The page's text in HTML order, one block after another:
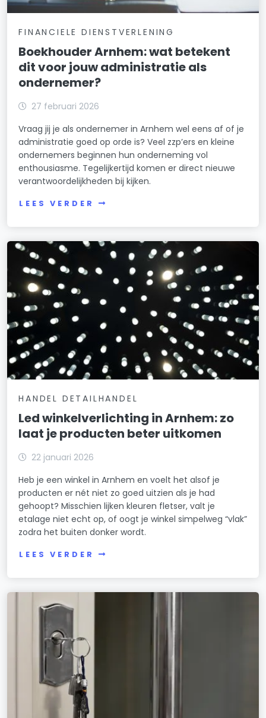
FINANCIELE DIENSTVERLENING
Boekhouder Arnhem: wat betekent
dit voor jouw administratie als
ondernemer?
27 februari 2026
Vraag jij je als ondernemer in Arnhem wel eens af of je
administratie goed op orde is? Veel zzp’ers en kleine
ondernemers beginnen hun onderneming vol
enthousiasme. Tegelijkertijd komen er direct nieuwe
verantwoordelijkheden bij kijken.
LEES VERDER
HANDEL DETAILHANDEL
Led winkelverlichting in Arnhem: zo
laat je producten beter uitkomen
22 januari 2026
Heb je een winkel in Arnhem en voelt het alsof je
producten er nét niet zo goed uitzien als je had
gehoopt? Misschien lijken kleuren fletser, valt je
etalage niet echt op, of oogt je winkel simpelweg “vlak”
zodra het buiten donker wordt.
LEES VERDER